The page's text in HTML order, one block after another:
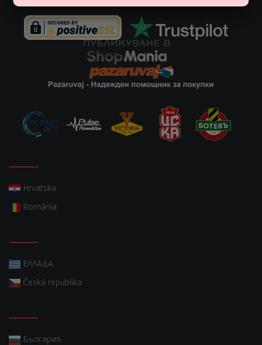
Hrvatska
România
ΕΛΛΑΔΑ
Česká republika
България